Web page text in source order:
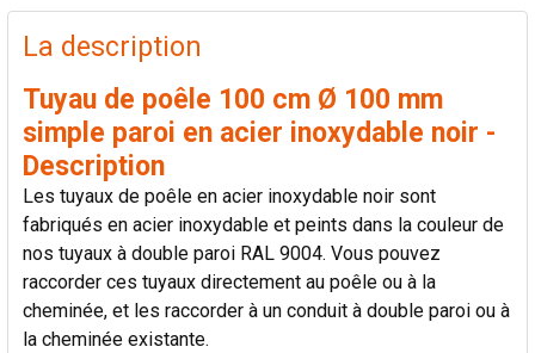
PRODUITS
FRÉQUEMMENT
ACHETÉS
TOUT
SÉLECTIONNER
AJOUTER
LA
SÉLECTION
AU PANIER
La description
Tuyau de poêle 100 cm Ø 100 mm
simple paroi en acier inoxydable noir -
Description
Les tuyaux de poêle en acier inoxydable noir sont
fabriqués en acier inoxydable et peints dans la couleur de
nos tuyaux à double paroi RAL 9004. Vous pouvez
raccorder ces tuyaux directement au poêle ou à la
cheminée, et les raccorder à un conduit à double paroi ou à
la cheminée existante.